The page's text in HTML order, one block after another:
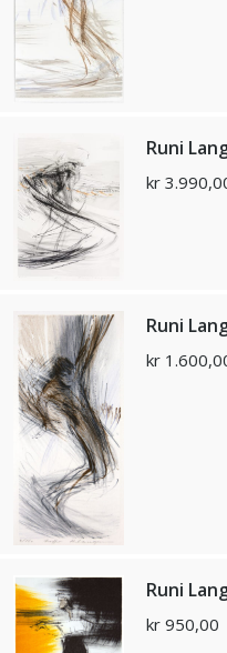
Runi
kr
Runi
kr
Runi
kr 950,00